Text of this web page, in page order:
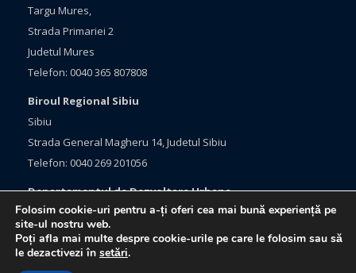
Targu Mures,
Strada Primariei 2
Judetul Mures
Telefon: 0040 365 807808
Biroul Regional Sibiu
Sibiu
Strada General Magheru 14, Judetul Sibiu
Telefon: 0040 269 201056
Departamentul de Dezvoltare Urbana
Brasov, Bulevardul Eroilor 33
Judetul Brasov
Telefon: 0040 368 415760
Folosim cookie-uri pentru a-ți oferi cea mai bună experiență pe
site-ul nostru web.
Poți afla mai multe despre cookie-urile pe care le folosim sau să
le dezactivezi în setări.